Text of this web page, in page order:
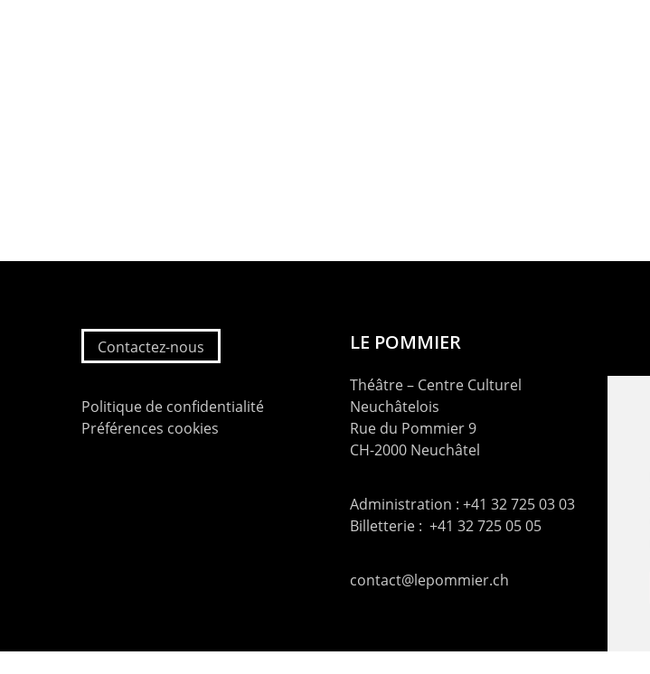
Contactez-nous
Politique de confidentialité
Préférences cookies
LE POMMIER
Théâtre – Centre Culturel
Neuchâtelois
Rue du Pommier 9
CH-2000 Neuchâtel
Administration : +41 32 725 03 03
Billetterie : +41 32 725 05 05
contact@lepommier.ch